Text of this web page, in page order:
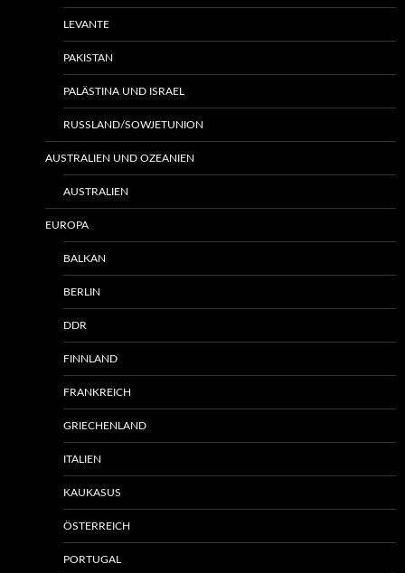
LEVANTE
PAKISTAN
PALÄSTINA UND ISRAEL
RUSSLAND/SOWJETUNION
AUSTRALIEN UND OZEANIEN
AUSTRALIEN
EUROPA
BALKAN
BERLIN
DDR
FINNLAND
FRANKREICH
GRIECHENLAND
ITALIEN
KAUKASUS
ÖSTERREICH
PORTUGAL